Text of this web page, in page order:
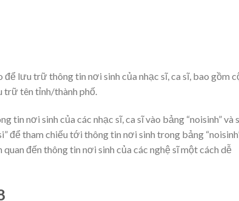
lưu trữ thông tin nơi sinh của nhạc sĩ, ca sĩ, bao gồm
trữ tên tỉnh/thành phố.
tin nơi sinh của các nhạc sĩ, ca sĩ vào bảng “noisinh” và
để tham chiếu tới thông tin nơi sinh trong bảng
đến thông tin nơi sinh của các nghệ sĩ một cách dễ